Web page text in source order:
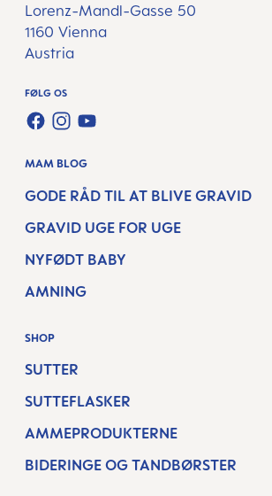
Lorenz-Mandl-Gasse 50
1160 Vienna
Austria
FØLG OS
FACEBOOK
INSTAGRAM
YOUTUBE
MAM BLOG
GODE RÅD TIL AT BLIVE GRAVID
GRAVID UGE FOR UGE
NYFØDT BABY
AMNING
SHOP
SUTTER
SUTTEFLASKER
AMMEPRODUKTERNE
BIDERINGE OG TANDBØRSTER